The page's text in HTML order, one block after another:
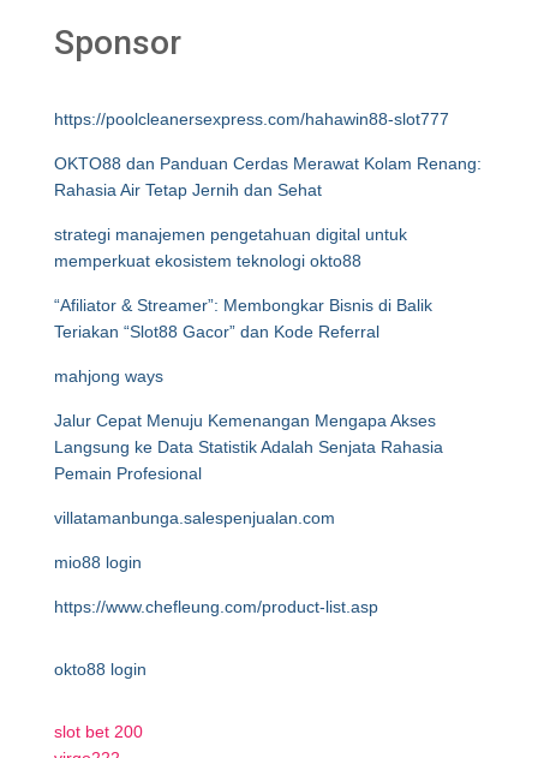
Sponsor
https://poolcleanersexpress.com/hahawin88-slot777
OKTO88 dan Panduan Cerdas Merawat Kolam Renang:
Rahasia Air Tetap Jernih dan Sehat
strategi manajemen pengetahuan digital untuk
memperkuat ekosistem teknologi okto88
“Afiliator & Streamer”: Membongkar Bisnis di Balik
Teriakan “Slot88 Gacor” dan Kode Referral
mahjong ways
Jalur Cepat Menuju Kemenangan Mengapa Akses
Langsung ke Data Statistik Adalah Senjata Rahasia
Pemain Profesional
villatamanbunga.salespenjualan.com
mio88 login
https://www.chefleung.com/product-list.asp
okto88 login
slot bet 200